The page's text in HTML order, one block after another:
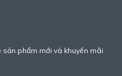
phẩm mới và khuyến mãi